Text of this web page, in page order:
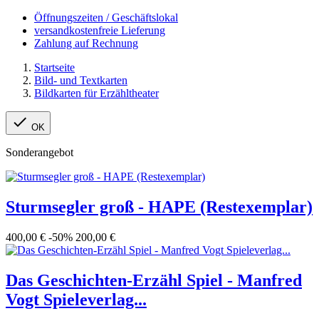
Öffnungszeiten / Geschäftslokal
versandkostenfreie Lieferung
Zahlung auf Rechnung
Startseite
Bild- und Textkarten
Bildkarten für Erzähltheater
 OK
Sonderangebot
Sturmsegler groß - HAPE (Restexemplar)
400,00 € -50% 200,00 €
Das Geschichten-Erzähl Spiel - Manfred
Vogt Spieleverlag...